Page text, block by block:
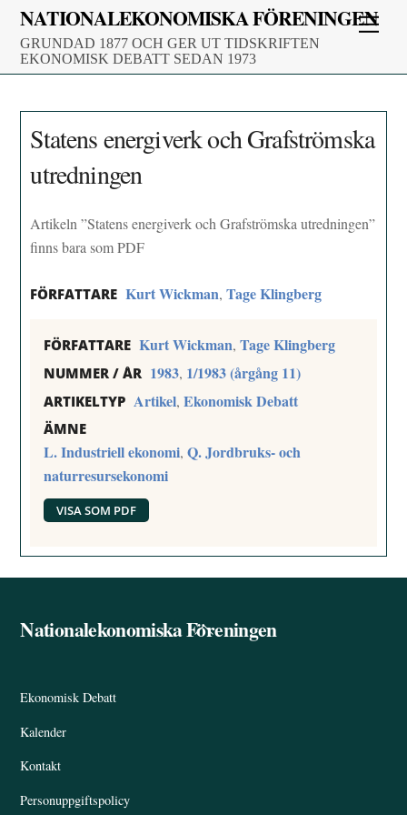
Skip
content
NATIONALEKONOMISKA FÖRENINGEN
GRUNDAD 1877 OCH GER UT TIDSKRIFTEN
EKONOMISK DEBATT SEDAN 1973
Statens energiverk och Grafströmska
utredningen
Artikeln ”Statens energiverk och Grafströmska utredningen”
finns bara som PDF
FÖRFATTARE Kurt Wickman,Tage Klingberg
FÖRFATTARE Kurt Wickman,Tage Klingberg
NUMMER / ÅR 1983, 1/1983 (årgång 11)
ARTIKELTYP Artikel,Ekonomisk Debatt
ÄMNE
L. Industriell ekonomi,Q. Jordbruks- och
naturresursekonomi
VISA SOM PDF
Back
Nationalekonomiska Föreningen
Ekonomisk Debatt
Kalender
Kontakt
Personuppgiftspolicy